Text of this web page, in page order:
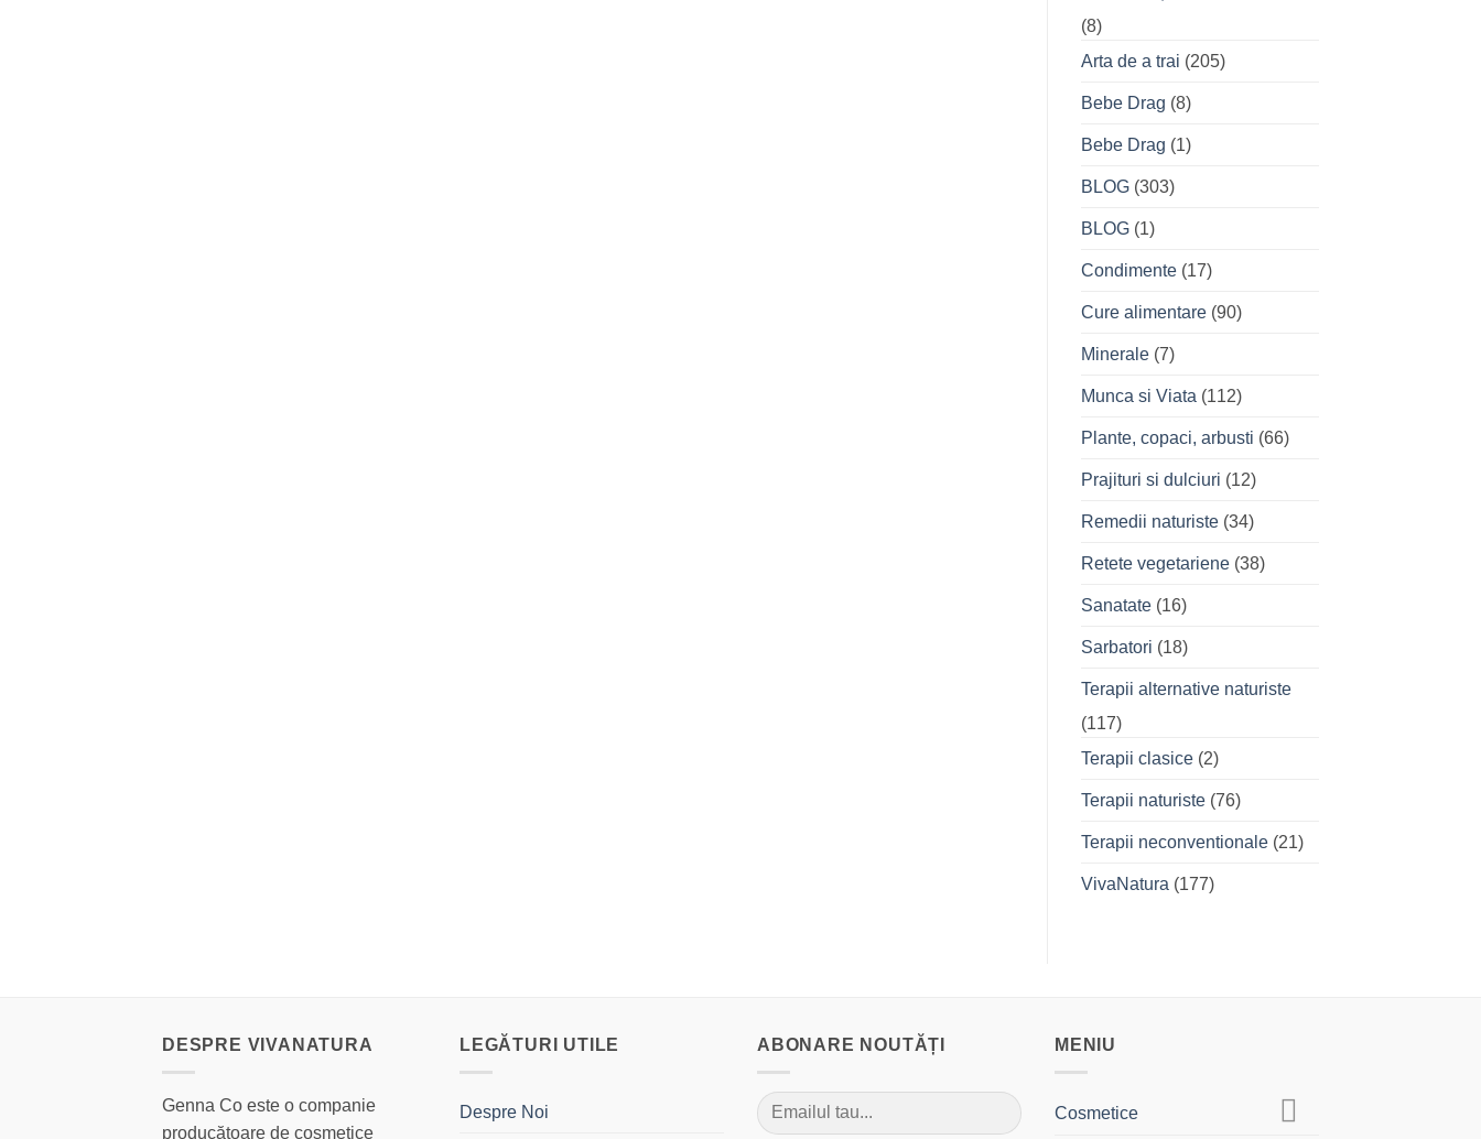
(8)
Arta de a trai (205)
Bebe Drag (8)
Bebe Drag (1)
BLOG(303)
BLOG(1)
Condimente(17)
Cure alimentare(90)
Minerale(7)
Munca si Viata (112)
Plante, copaci, arbusti (66)
Prajituri si dulciuri (12)
Remedii naturiste(34)
Retete vegetariene(38)
Sanatate(16)
Sarbatori (18)
Terapii alternative naturiste
(117)
Terapii clasice(2)
Terapii naturiste(76)
Terapii neconventionale(21)
VivaNatura (177)
DESPRE VIVANATURA
Genna Co este o companie
producătoare de cosmetice
LEGĂTURI UTILE
Despre Noi
ABONARE NOUTĂȚI MENIU
Cosmetice